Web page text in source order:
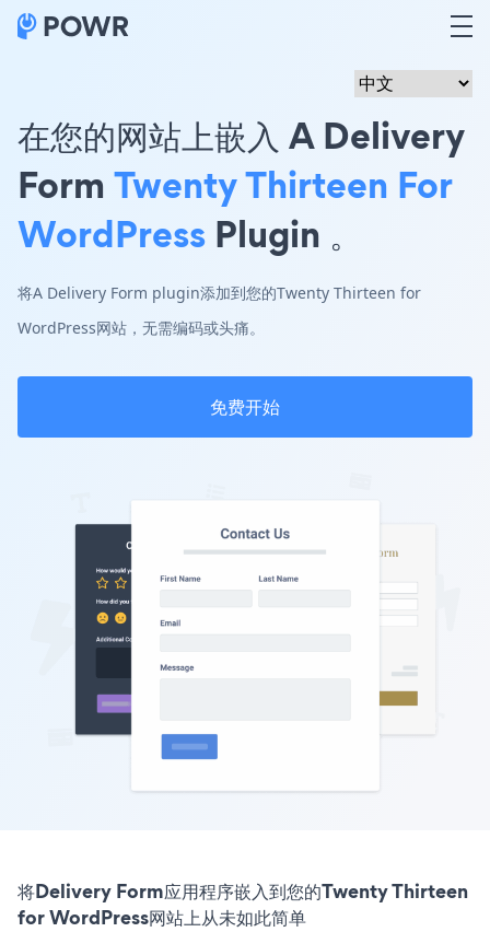
在您的网站上嵌入 A Delivery
Form Twenty Thirteen For
WordPress Plugin 。
将A Delivery Form plugin添加到您的Twenty Thirteen for
WordPress网站，无需编码或头痛。
免费开始
将Delivery Form应用程序嵌入到您的Twenty Thirteen
for WordPress网站上从未如此简单